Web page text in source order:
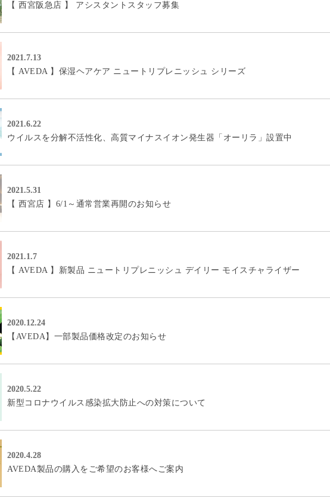
【 西宮阪急店 】 アシスタントスタッフ募集
2021.7.13
【 AVEDA 】保湿ヘアケア ニュートリプレニッシュ シリーズ
2021.6.22
ウイルスを分解不活性化、高質マイナスイオン発生器「オーリラ」設置中
2021.5.31
【 西宮店 】6/1～通常営業再開のお知らせ
2021.1.7
【 AVEDA 】新製品 ニュートリプレニッシュ デイリー モイスチャライザー
2020.12.24
【AVEDA】一部製品価格改定のお知らせ
2020.5.22
新型コロナウイルス感染拡大防止への対策について
2020.4.28
AVEDA製品の購入をご希望のお客様へご案内